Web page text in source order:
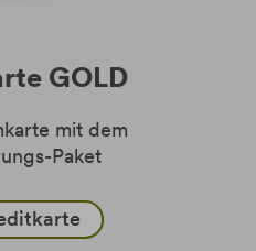
GOLD
mit dem
Paket